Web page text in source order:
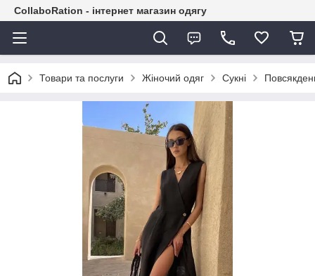
CollaboRation - інтернет магазин одягу
Товари та послуги Жіночий одяг Сукні